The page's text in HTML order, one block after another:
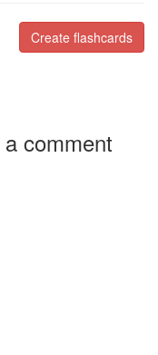
Create flashcards
comment